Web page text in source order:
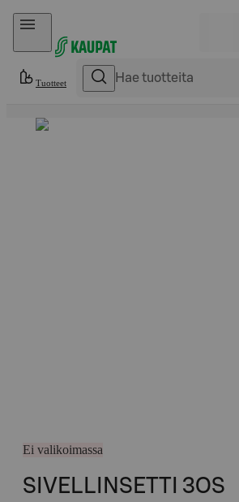
Hyppää sisältöön
Tuotteet
Ei valikoimassa
SIVELLINSETTI 3OS